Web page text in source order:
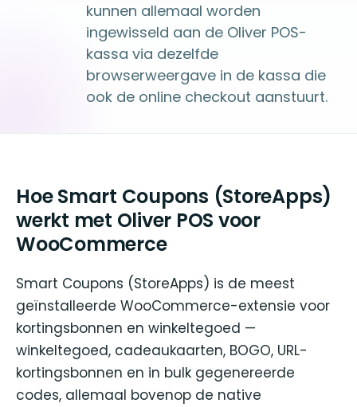
kunnen allemaal worden
ingewisseld aan de Oliver POS-
kassa via dezelfde
browserweergave in de kassa die
ook de online checkout aanstuurt.
Hoe Smart Coupons (StoreApps)
werkt met Oliver POS voor
WooCommerce
Smart Coupons (StoreApps) is de meest
geïnstalleerde WooCommerce-extensie voor
kortingsbonnen en winkeltegoed —
winkeltegoed, cadeaukaarten, BOGO, URL-
kortingsbonnen en in bulk gegenereerde
codes, allemaal bovenop de native